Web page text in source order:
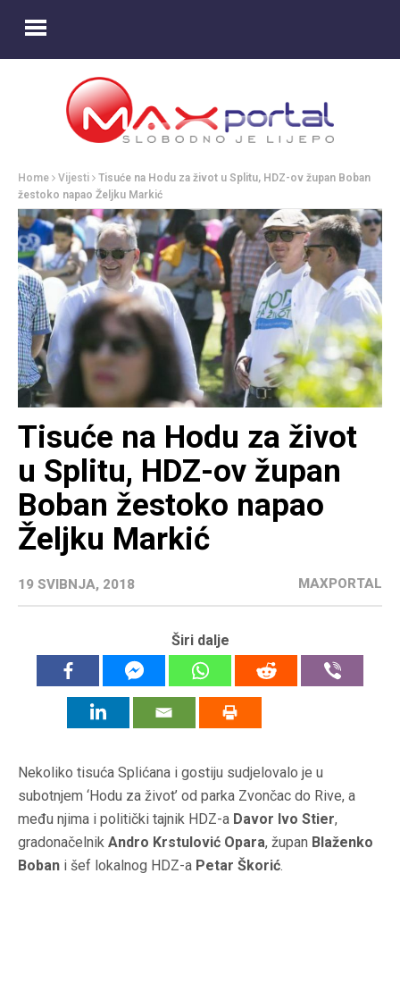
Home Vijesti
Tisuće na Hodu za život u Splitu, HDZ-ov župan Boban
žestoko napao Željku Markić
Tisuće na Hodu za život
u Splitu, HDZ-ov župan
Boban žestoko napao
Željku Markić
19 SVIBNJA, 2018 MAXPORTAL
Širi dalje
Nekoliko tisuća Splićana i gostiju sudjelovalo je u
subotnjem ‘Hodu za život’ od parka Zvončac do Rive, a
među njima i politički tajnik HDZ-a Davor Ivo Stier,
gradonačelnik Andro Krstulović Opara, župan Blaženko
Boban i šef lokalnog HDZ-a Petar Škorić.